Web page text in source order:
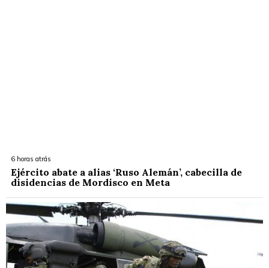
6 horas atrás
Ejército abate a alias ‘Ruso Alemán’, cabecilla de
disidencias de Mordisco en Meta